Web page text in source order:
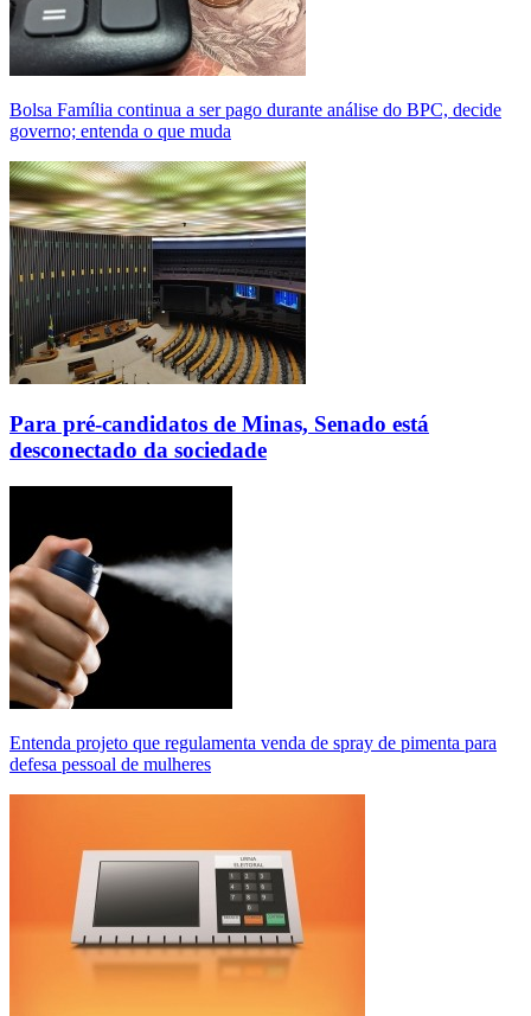
Bolsa Família continua a ser pago durante análise do BPC, decide
governo; entenda o que muda
Para pré-candidatos de Minas, Senado está
desconectado da sociedade
Entenda projeto que regulamenta venda de spray de pimenta para
defesa pessoal de mulheres